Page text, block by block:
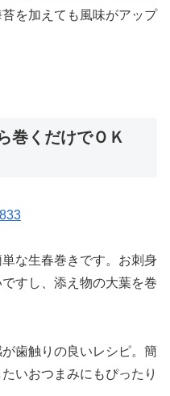
を加えても風味がアップ
巻くだけでＯＫ
な生春巻きです。お刺身
すし、添え物の大葉を巻
歯触りの良いレシピ。簡
いおつまみにもぴったり